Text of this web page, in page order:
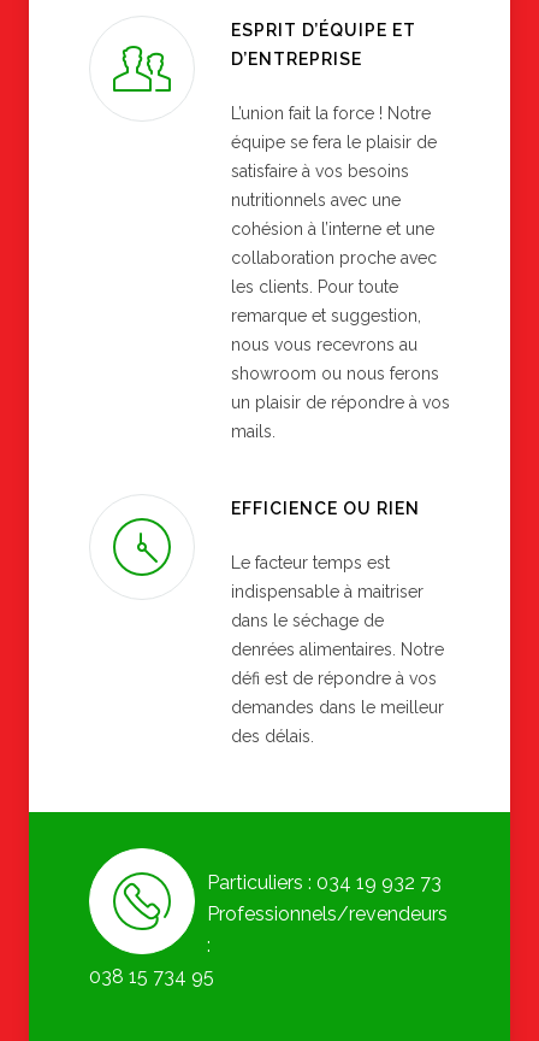
ESPRIT D’ÉQUIPE ET
D’ENTREPRISE
L’union fait la force ! Notre
équipe se fera le plaisir de
satisfaire à vos besoins
nutritionnels avec une
cohésion à l’interne et une
collaboration proche avec
les clients. Pour toute
remarque et suggestion,
nous vous recevrons au
showroom ou nous ferons
un plaisir de répondre à vos
mails.
EFFICIENCE OU RIEN
Le facteur temps est
indispensable à maitriser
dans le séchage de
denrées alimentaires. Notre
défi est de répondre à vos
demandes dans le meilleur
des délais.
Particuliers : 034 19 932 73
Professionnels/revendeurs
:
038 15 734 95